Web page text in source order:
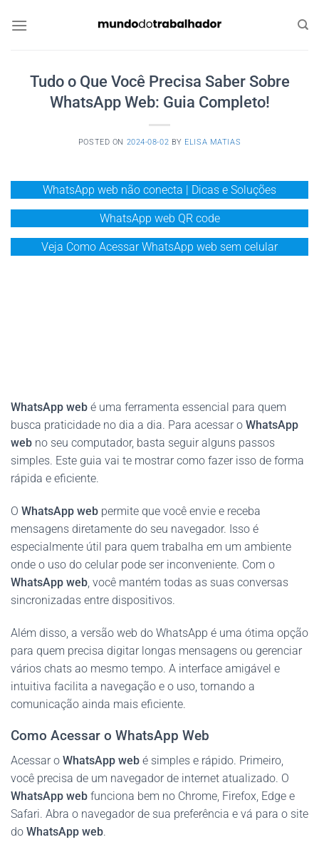
Tudo o Que Você Precisa Saber Sobre
WhatsApp Web: Guia Completo!
POSTED ON 2024-08-02 BY ELISA MATIAS
WhatsApp web não conecta | Dicas e Soluções
WhatsApp web QR code
Veja Como Acessar WhatsApp web sem celular
WhatsApp web é uma ferramenta essencial para quem
busca praticidade no dia a dia. Para acessar o WhatsApp
web no seu computador, basta seguir alguns passos
simples. Este guia vai te mostrar como fazer isso de forma
rápida e eficiente.
O WhatsApp web permite que você envie e receba
mensagens diretamente do seu navegador. Isso é
especialmente útil para quem trabalha em um ambiente
onde o uso do celular pode ser inconveniente. Com o
WhatsApp web , você mantém todas as suas conversas
sincronizadas entre dispositivos.
Além disso, a versão web do WhatsApp é uma ótima opção
para quem precisa digitar longas mensagens ou gerenciar
vários chats ao mesmo tempo. A interface amigável e
intuitiva facilita a navegação e o uso, tornando a
comunicação ainda mais eficiente.
Como Acessar o WhatsApp Web
Acessar o WhatsApp web é simples e rápido. Primeiro,
você precisa de um navegador de internet atualizado. O
WhatsApp web funciona bem no Chrome, Firefox, Edge e
Safari. Abra o navegador de sua preferência e vá para o site
do WhatsApp web.